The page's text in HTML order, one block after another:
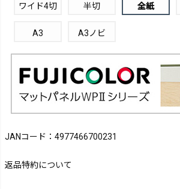
ワイド4切 半切 全紙
A3 A3ノビ
JANコード：4977466700231
返品特約について